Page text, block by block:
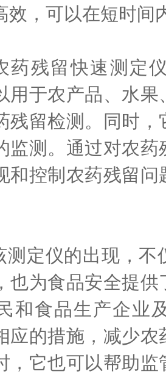
效，可以在短时间
残留快速测定仪
用于农产品、水
残留检测。同时
监测。通过对农
和控制农药残留
仪的出现，不
也为食品安全提
和食品生产企业
应的措施，减少
，它也可以帮助